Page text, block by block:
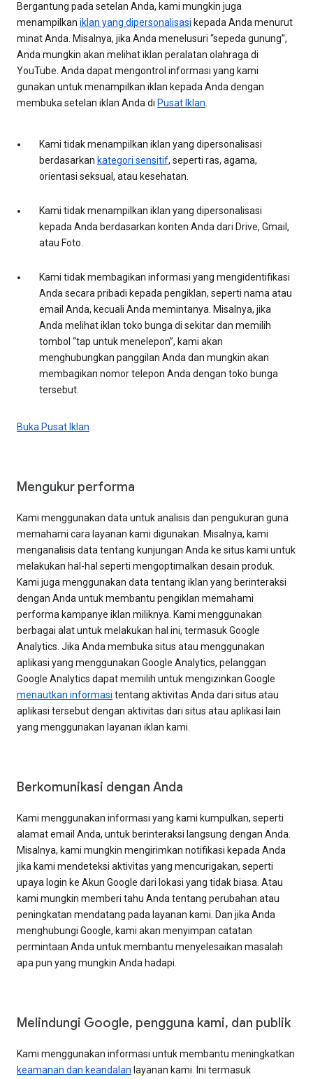
Bergantung pada setelan Anda, kami mungkin juga
menampilkan iklan yang dipersonalisasi kepada Anda menurut
minat Anda. Misalnya, jika Anda menelusuri “sepeda gunung”,
Anda mungkin akan melihat iklan peralatan olahraga di
YouTube. Anda dapat mengontrol informasi yang kami
gunakan untuk menampilkan iklan kepada Anda dengan
membuka setelan iklan Anda di Pusat Iklan
Kami tidak menampilkan iklan yang dipersonalisasi
berdasarkan kategori sensitif, seperti ras, agama,
orientasi seksual, atau kesehatan.
Kami tidak menampilkan iklan yang dipersonalisasi
kepada Anda berdasarkan konten Anda dari Drive, Gmail,
atau Foto.
Kami tidak membagikan informasi yang mengidentifikasi
Anda secara pribadi kepada pengiklan, seperti nama atau
email Anda, kecuali Anda memintanya. Misalnya, jika
Anda melihat iklan toko bunga di sekitar dan memilih
tombol “tap untuk menelepon”, kami akan
menghubungkan panggilan Anda dan mungkin akan
membagikan nomor telepon Anda dengan toko bunga
tersebut.
Buka Pusat Iklan
Mengukur performa
Kami menggunakan data untuk analisis dan pengukuran guna
memahami cara layanan kami digunakan. Misalnya, kami
menganalisis data tentang kunjungan Anda ke situs kami untuk
melakukan hal-hal seperti mengoptimalkan desain produk.
Kami juga menggunakan data tentang iklan yang berinteraksi
dengan Anda untuk membantu pengiklan memahami
performa kampanye iklan miliknya. Kami menggunakan
berbagai alat untuk melakukan hal ini, termasuk Google
Analytics. Jika Anda membuka situs atau menggunakan
aplikasi yang menggunakan Google Analytics, pelanggan
Google Analytics dapat memilih untuk mengizinkan Google
menautkan informasi tentang aktivitas Anda dari situs atau
aplikasi tersebut dengan aktivitas dari situs atau aplikasi lain
yang menggunakan layanan iklan kami.
Berkomunikasi dengan Anda
Kami menggunakan informasi yang kami kumpulkan, seperti
alamat email Anda, untuk berinteraksi langsung dengan Anda.
Misalnya, kami mungkin mengirimkan notifikasi kepada Anda
jika kami mendeteksi aktivitas yang mencurigakan, seperti
upaya login ke Akun Google dari lokasi yang tidak biasa. Atau
kami mungkin memberi tahu Anda tentang perubahan atau
peningkatan mendatang pada layanan kami. Dan jika Anda
menghubungi Google, kami akan menyimpan catatan
permintaan Anda untuk membantu menyelesaikan masalah
apa pun yang mungkin Anda hadapi.
Melindungi Google, pengguna kami, dan publik
Kami menggunakan informasi untuk membantu meningkatkan
keamanan dan keandalan layanan kami. Ini termasuk